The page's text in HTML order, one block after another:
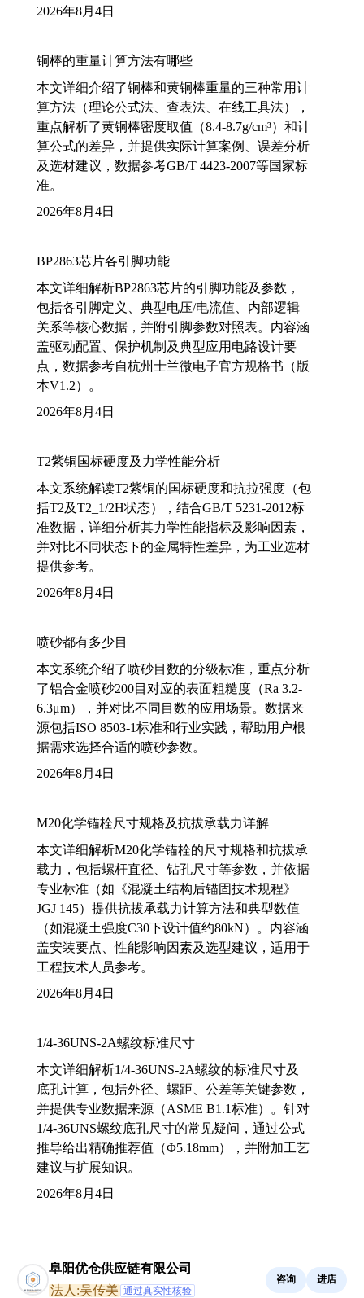
2026年8月4日
铜棒的重量计算方法有哪些
本文详细介绍了铜棒和黄铜棒重量的三种常用计
算方法（理论公式法、查表法、在线工具法），
重点解析了黄铜棒密度取值（8.4-8.7g/cm³）和计
算公式的差异，并提供实际计算案例、误差分析
及选材建议，数据参考GB/T 4423-2007等国家标
准。
2026年8月4日
BP2863芯片各引脚功能
本文详细解析BP2863芯片的引脚功能及参数，
包括各引脚定义、典型电压/电流值、内部逻辑
关系等核心数据，并附引脚参数对照表。内容涵
盖驱动配置、保护机制及典型应用电路设计要
点，数据参考自杭州士兰微电子官方规格书（版
本V1.2）。
2026年8月4日
T2紫铜国标硬度及力学性能分析
本文系统解读T2紫铜的国标硬度和抗拉强度（包
括T2及T2_1/2H状态），结合GB/T 5231-2012标
准数据，详细分析其力学性能指标及影响因素，
并对比不同状态下的金属特性差异，为工业选材
提供参考。
2026年8月4日
喷砂都有多少目
本文系统介绍了喷砂目数的分级标准，重点分析
了铝合金喷砂200目对应的表面粗糙度（Ra 3.2-
6.3μm），并对比不同目数的应用场景。数据来
源包括ISO 8503-1标准和行业实践，帮助用户根
据需求选择合适的喷砂参数。
2026年8月4日
M20化学锚栓尺寸规格及抗拔承载力详解
本文详细解析M20化学锚栓的尺寸规格和抗拔承
载力，包括螺杆直径、钻孔尺寸等参数，并依据
专业标准（如《混凝土结构后锚固技术规程》
JGJ 145）提供抗拔承载力计算方法和典型数值
（如混凝土强度C30下设计值约80kN）。内容涵
盖安装要点、性能影响因素及选型建议，适用于
工程技术人员参考。
2026年8月4日
1/4-36UNS-2A螺纹标准尺寸
本文详细解析1/4-36UNS-2A螺纹的标准尺寸及
底孔计算，包括外径、螺距、公差等关键参数，
并提供专业数据来源（ASME B1.1标准）。针对
1/4-36UNS螺纹底孔尺寸的常见疑问，通过公式
推导给出精确推荐值（Φ5.18mm），并附加工艺
建议与扩展知识。
2026年8月4日
阜阳优仓供应链有限公司
法人:吴传美 通过真实性核验
咨询 进店